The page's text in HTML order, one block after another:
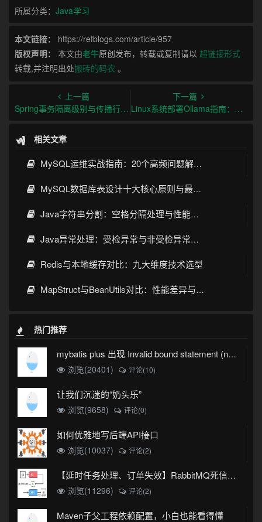
所属分类： Java学习
本文链接：
https://refblogs.com/article/957
版权声明：
本文由老牛原创发布，转载或复制请以 超链接形式
转载,并注明出处搬砖的码农 。
上一篇
Spring事务隔离级别与传播行为及最佳实践
下一篇
Linux系统部署Ollama指南：从安装到生产环境实践
相关文章
MySQL运维实战指南：20个高频问题解决方案与调优技巧
MySQL数据库表设计十大核心原则与最佳实践
Java字符串分割：空格分隔处理与性能优化
Java异常处理：受检异常与非受检异常的核心区别与实践指南
Redis与本地缓存对比：九大维度技术选型
MapStruct与BeanUtils对比：性能差异与实战选型指南
热门推荐
mybatis plus 出现 Invalid bound statement (not found)
浏览(20401)
评论(10)
让我们沉迷的“奶头乐”
浏览(9658) 评论(0)
如何优雅地写后端API接口
浏览(10037) 评论(2)
【延时任务处理、订单失效】RabbitMQ死信队列实现
浏览(11296)
评论(2)
Maven子父工程依赖配置，小白也能看得懂